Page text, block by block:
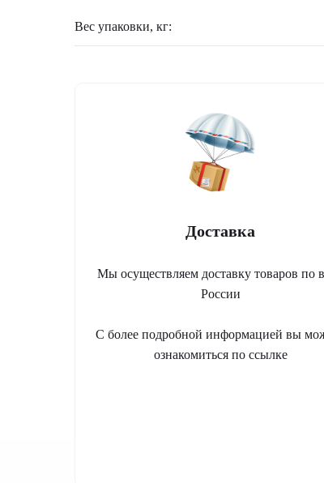
Вес упаковки, кг:
Доставка
Мы осуществляем доставку товаров по
России
С более подробной информацией вы
ознакомиться по ссылке